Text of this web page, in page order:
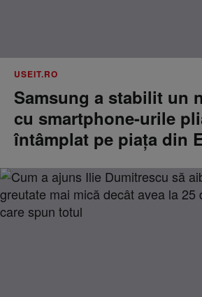
USEIT.RO
Samsung a stabilit un
cu smartphone-urile
întâmplat pe piața din